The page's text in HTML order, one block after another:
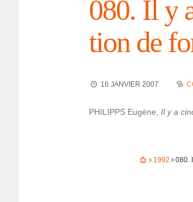
080. Il y
tion de
16 JANVIER 2007
PHILIPPS Eugène, Il y a
1992 080.